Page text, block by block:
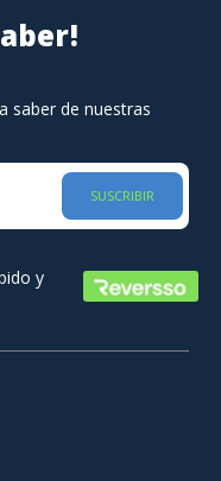
saber de nuestras
SUSCRIBIR
y